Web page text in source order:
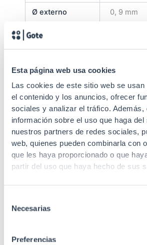
Esta página web usa cookies
Las cookies de este sitio web se
el contenido y los anuncios, ofrecer
sociales y analizar el tráfico. Además,
información sobre el uso que haga del
nuestros partners de redes sociales,
web, quienes pueden combinarla con
que les haya proporcionado o que
partir del uso que haya hecho de sus
Necesarias
Preferencias
Ø externo 0, 9 mm
Color cubierta
Material férula Cerámica
Longitud del
1 m
Tipo de fibra
OM2
Radio curvatura
min. estático
30 mm
IEC
IEC